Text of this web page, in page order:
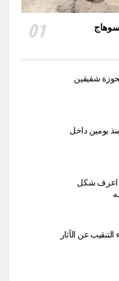
شقيقين
يومين داخل
اعرف شكل
عن الآثار